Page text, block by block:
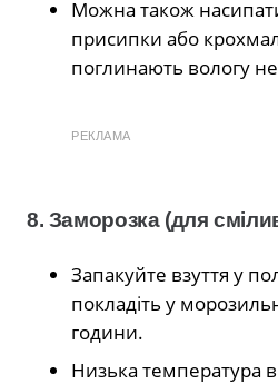
Можна також
присипки або
поглинають вологу
РЕКЛАМА
8. Заморозка (для
Запакуйте взуття у
покладіть у
години.
Низька температура